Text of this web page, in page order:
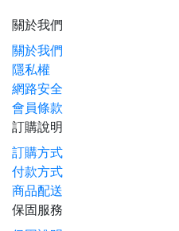
關於我們
關於我們
隱私權
網路安全
會員條款
訂購說明
訂購方式
付款方式
商品配送
保固服務